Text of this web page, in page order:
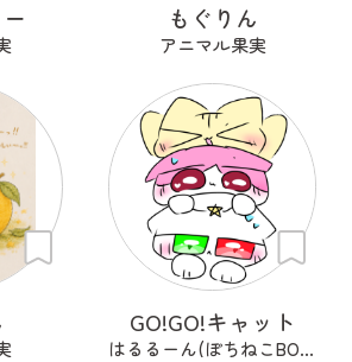
もぐりん
アニマル果実
GO!GO!キャット
はるるーん(ぽちねこBOOKS)